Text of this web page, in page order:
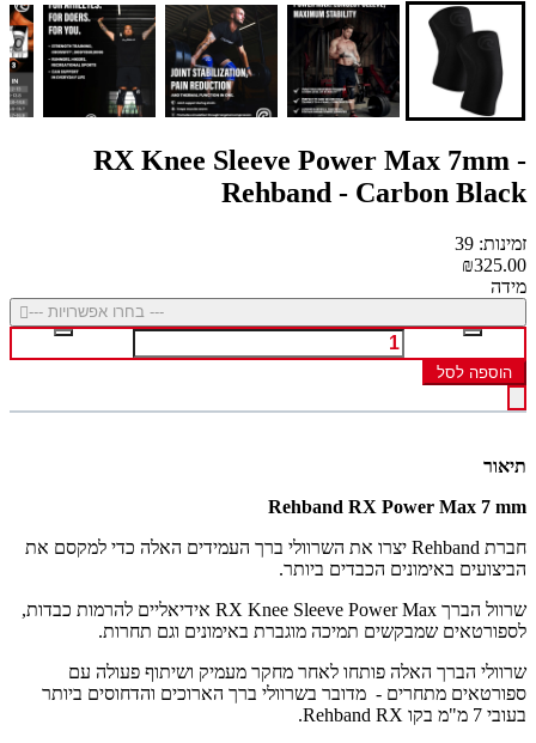
RX Knee Sleeve Power Max 7mm -
Rehband - Carbon Black
זמינות: 39
₪325.00
מידה
--- בחרו אפשרויות ---
הוספה לסל
תיאור
Rehband RX Power Max 7 mm
חברת Rehband יצרו את השרוולי ברך העמידים האלה כדי למקסם את
הביצועים באימונים הכבדים ביותר.
שרוול הברך RX Knee Sleeve Power Max אידיאליים להרמות כבדות,
לספורטאים שמבקשים תמיכה מוגברת באימונים וגם תחרות.
שרוולי הברך האלה פותחו לאחר מחקר מעמיק ושיתוף פעולה עם
ספורטאים מתחרים - מדובר בשרוולי ברך הארוכים והדחוסים ביותר
בעובי 7 מ"מ בקו Rehband RX.